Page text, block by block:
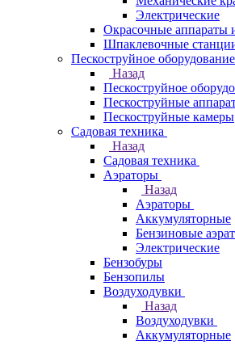
Электрические
Окрасочные аппараты
Шпаклевочные
Пескоструйное оборудование
Назад
Пескоструйное
Пескоструйные
Пескоструйные камеры
Садовая техника
Назад
Садовая техника
Аэраторы
Назад
Аэраторы
Аккумуляторные
Бензиновые
Электрические
Бензобуры
Бензопилы
Воздуходувки
Назад
Воздуходувки
Аккумуляторные